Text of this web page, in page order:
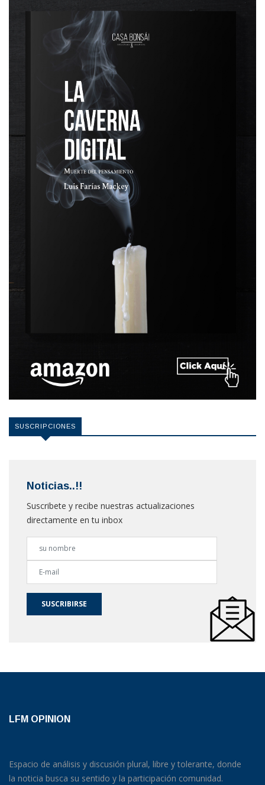
SUSCRIPCIONES
Noticias..!!
Suscribete y recibe nuestras actualizaciones
directamente en tu inbox
SUSCRIBIRSE
LFM OPINION
Espacio de análisis y discusión plural, libre y tolerante, donde
la noticia busca su sentido y la participación comunidad.